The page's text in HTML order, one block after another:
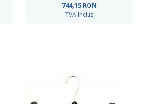
744,15 RON
TVA Inclus